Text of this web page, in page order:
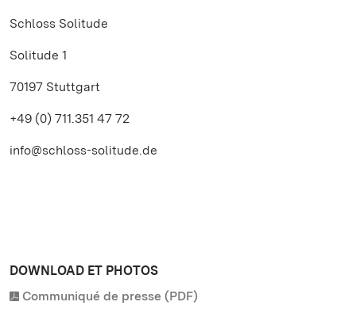
Schloss Solitude
Solitude 1
70197 Stuttgart
+49 (0) 711.351 47 72
info@schloss-solitude.de
DOWNLOAD ET PHOTOS
Communiqué de presse (PDF)